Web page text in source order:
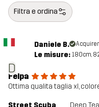
Filtra e ordina
D
Daniele B.
Le misure: 180cm,
Felpa
Ottima qualita taglia xl,
Street Scuba
Deep